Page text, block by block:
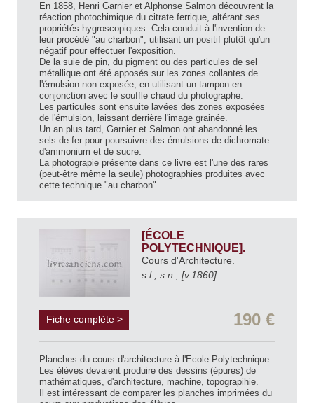
En 1858, Henri Garnier et Alphonse Salmon découvrent la
réaction photochimique du citrate ferrique, altérant ses
propriétés hygroscopiques. Cela conduit à l'invention de
leur procédé "au charbon", utilisant un positif plutôt qu'un
négatif pour effectuer l'exposition.
De la suie de pin, du pigment ou des particules de sel
métallique ont été apposés sur les zones collantes de
l'émulsion non exposée, en utilisant un tampon en
conjonction avec le souffle chaud du photographe.
Les particules sont ensuite lavées des zones exposées
de l'émulsion, laissant derrière l'image grainée.
Un an plus tard, Garnier et Salmon ont abandonné les
sels de fer pour poursuivre des émulsions de dichromate
d'ammonium et de sucre.
La photograpie présente dans ce livre est l'une des rares
(peut-être même la seule) photographies produites avec
cette technique "au charbon".
[ÉCOLE
POLYTECHNIQUE].
Cours d'Architecture.
s.l., s.n., [v.1860].
Fiche complète > 190 €
Planches du cours d'architecture à l'Ecole Polytechnique.
Les élèves devaient produire des dessins (épures) de
mathématiques, d'architecture, machine, topograpihie.
Il est intéressant de comparer les planches imprimées du